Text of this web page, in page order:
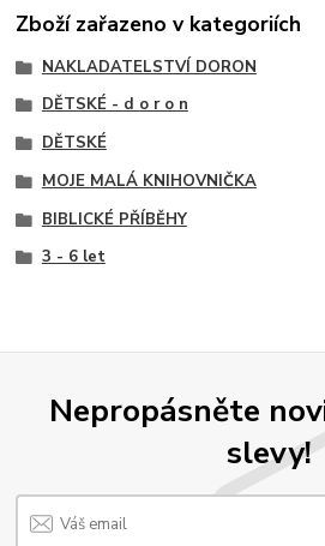
Zboží zařazeno v kategoriích
NAKLADATELSTVÍ DORON
DĚTSKÉ - d o r o n
DĚTSKÉ
MOJE MALÁ KNIHOVNIČKA
BIBLICKÉ PŘÍBĚHY
3 - 6 let
Nepropásněte
slevy!